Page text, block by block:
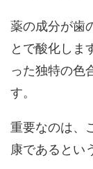
薬の成分が歯
とで酸化しま
った独特の色
す。
重要なのは、
康であるとい